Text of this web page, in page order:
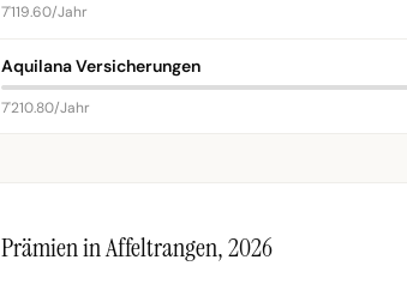
7'119.60/Jahr
Aquilana Versicherungen
7'210.80/Jahr
Prämien in Affeltrangen, 2026